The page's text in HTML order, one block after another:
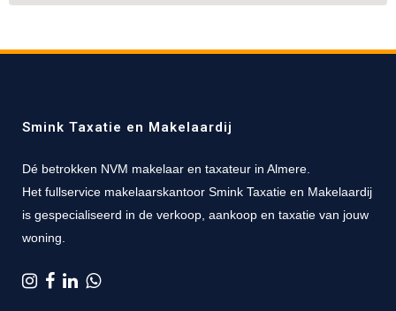
Smink Taxatie en Makelaardij
Dé betrokken NVM makelaar en taxateur in Almere.
Het fullservice makelaarskantoor Smink Taxatie en Makelaardij
is gespecialiseerd in de verkoop, aankoop en taxatie van jouw
woning.